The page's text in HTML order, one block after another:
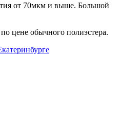
от 70мкм и выше. Большой
цене обычного полиэстера.